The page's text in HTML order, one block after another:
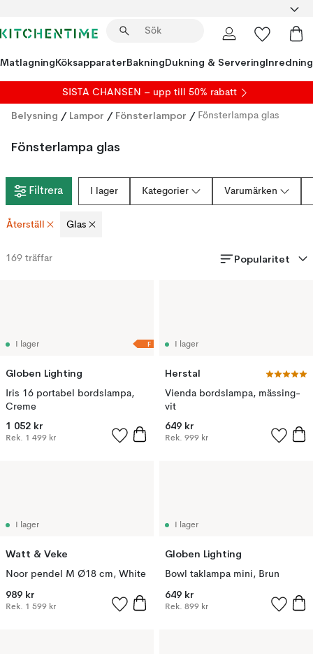
MatlagningKöksapparaterBakningDukning & ServeringInredning
SISTA CHANSEN – upp till 50% rabatt
Belysning / Lampor / Fönsterlampor / Fönsterlampa glas
Fönsterlampa glas
Filtrera I lager Kategorier Varumärken
Återställ Glas
169 träffar Popularitet
F
I lager
Globen Lighting
Iris 16 portabel bordslampa,
Creme
1 052 kr
Rek. 1 499 kr
I lager
Herstal
Vienda bordslampa, mässing-
vit
649 kr
Rek. 999 kr
I lager
Watt & Veke
Noor pendel M Ø18 cm, White
989 kr
Rek. 1 599 kr
I lager
Globen Lighting
Bowl taklampa mini, Brun
649 kr
Rek. 899 kr